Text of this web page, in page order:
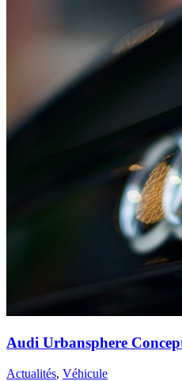
Audi Urbansphere
Actualités, Véhicule